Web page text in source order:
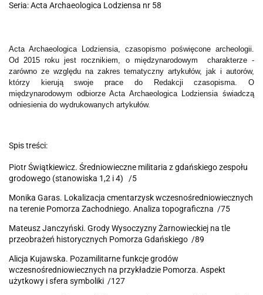
Seria: Acta Archaeologica Lodziensa nr 58
Acta Archaeologica Lodziensia, czasopismo poświęcone archeologii.
Od 2015 roku jest rocznikiem, o międzynarodowym charakterze -
zarówno ze względu na zakres tematyczny artykułów, jak i autorów,
którzy kierują swoje prace do Redakcji czasopisma. O
międzynarodowym odbiorze Acta Archaeologica Lodziensia świadczą
odniesienia do wydrukowanych artykułów.
Spis treści:
Piotr Świątkiewicz. Średniowieczne militaria z gdańskiego zespołu
grodowego (stanowiska 1,2 i 4) /5
Monika Garas. Lokalizacja cmentarzysk wczesnośredniowiecznych
na terenie Pomorza Zachodniego. Analiza topograficzna /75
Mateusz Janczyński. Grody Wysoczyzny Żarnowieckiej na tle
przeobrażeń historycznych Pomorza Gdańskiego /89
Alicja Kujawska. Pozamilitarne funkcje grodów
wczesnośredniowiecznych na przykładzie Pomorza. Aspekt
użytkowy i sfera symboliki /127